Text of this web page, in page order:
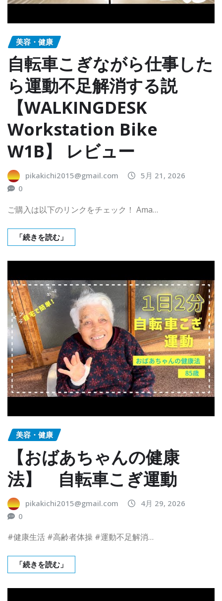
美容・健康
自転車こぎながら仕事した
ら運動不足解消する説
【WALKINGDESK
Workstation Bike
W1B】 レビュー
pikakichi2015@gmail.com
5月 21, 2026
0
ご購入は以下のリンクをチェック！ Ama…
「続きを読む」
美容・健康
【おばあちゃんの健康
法】 自転車こぎ運動
pikakichi2015@gmail.com
4月 29, 2026
0
#健康生活 #高齢者体操 #運動不足解消…
「続きを読む」